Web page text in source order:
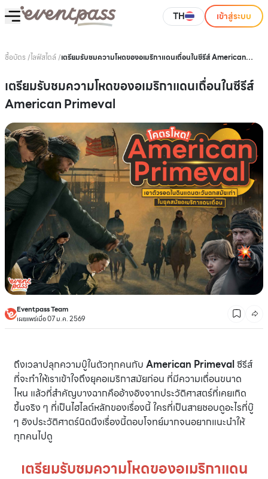
TH เข้าสู่ระบบ
ซื้อบัตร /ไลฟ์สไตล์/เตรียมรับชมความโหดของอเมริกาแดนเถื่อนในซีรีส์ American
เตรียมรับชมความโหดของอเมริกาแดนเถื่อนในซีรีส์
American Primeval
Eventpass Team
เผยแพร่เมื่อ 07 ม.ค. 2569
ถึงเวลาปลุกความบู๊ในตัวทุกคนกับ American Primevalซีรีส์
ที่จะทำให้เราเข้าใจถึงยุคอเมริกาสมัยก่อน ที่มีความเถื่อนขนาด
ไหน แล้วที่สำคัญบางฉากคืออ้างอิงจากประวัติศาสตร์ที่เคยเกิด
ขึ้นจริง ๆ ที่เป็นไฮไลต์หลักของเรื่องนี้ ใครที่เป็นสายชอบดูอะไรที่บู๊
ๆ อิงประวัติศาตร์นิดนึงเรื่องนี้ตอบโจทย์มากจนอยากแนะนำให้
ทุกคนไปดู
เตรียมรับชมความโหดของอเมริกาแดน